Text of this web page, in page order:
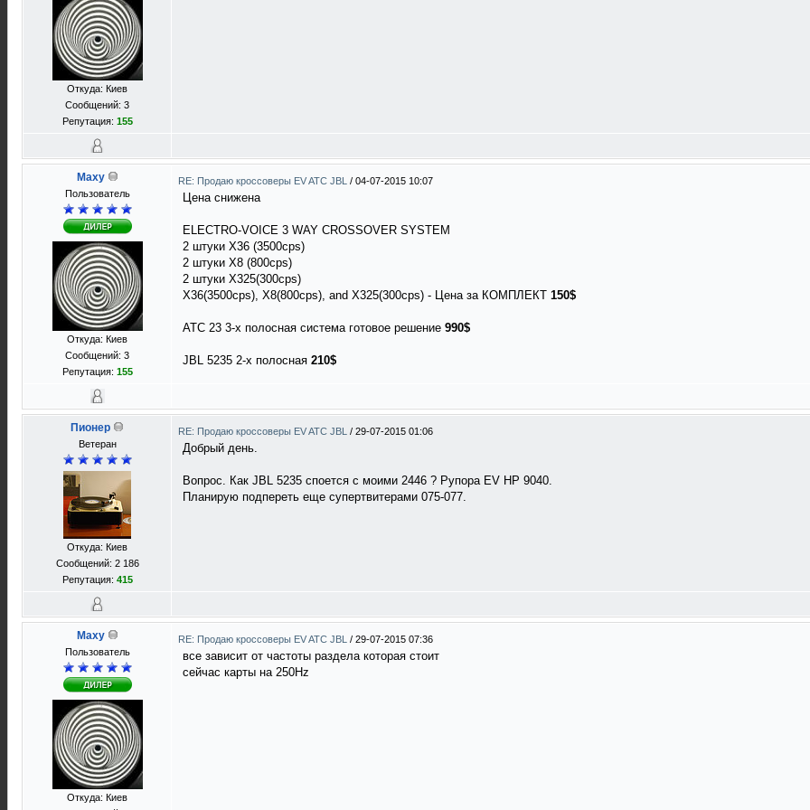
Откуда: Киев
Сообщений: 3
Репутация: 155
Maxy
Пользователь
Откуда: Киев
Сообщений: 3
Репутация: 155
RE: Продаю кроссоверы EV ATC JBL / 04-07-2015 10:07
Цена снижена
ELECTRO-VOICE 3 WAY CROSSOVER SYSTEM
2 штуки X36 (3500cps)
2 штуки X8 (800cps)
2 штуки X325(300cps)
X36(3500cps), X8(800cps), and X325(300cps) - Цена за КОМПЛЕКТ 150$
ATC 23 3-х полосная система готовое решение 990$
JBL 5235 2-х полосная 210$
Пионер
Ветеран
Откуда: Киев
Сообщений: 2 186
Репутация: 415
RE: Продаю кроссоверы EV ATC JBL / 29-07-2015 01:06
Добрый день.
Вопрос. Как JBL 5235 споется c моими 2446 ? Рупора EV HP 9040.
Планирую подпереть еще супертвитерами 075-077.
Maxy
Пользователь
Откуда: Киев
RE: Продаю кроссоверы EV ATC JBL / 29-07-2015 07:36
все зависит от частоты раздела которая стоит
сейчас карты на 250Hz